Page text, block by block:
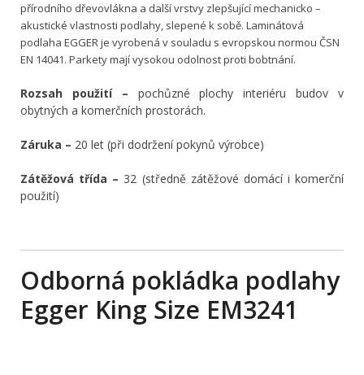
přírodního dřevovlákna a další vrstvy zlepšující mechanicko –
akustické vlastnosti podlahy, slepené k sobě. Laminátová
podlaha EGGER je vyrobená v souladu s evropskou normou ČSN
EN 14041. Parkety mají vysokou odolnost proti bobtnání.
Rozsah použití – pochůzné plochy interiéru budov v
obytných a komerčních prostorách.
Záruka – 20 let (při dodržení pokynů výrobce)
Zátěžová třída – 32 (středně zátěžové domácí i komerční
použití)
Odborná pokládka podlahy
Egger King Size EM3241